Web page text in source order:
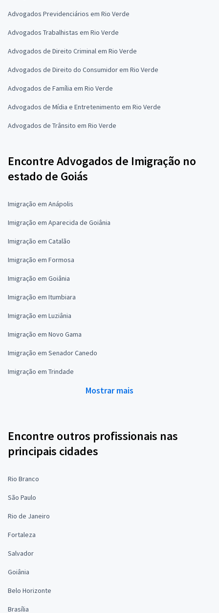
Advogados Previdenciários em Rio Verde
Advogados Trabalhistas em Rio Verde
Advogados de Direito Criminal em Rio Verde
Advogados de Direito do Consumidor em Rio Verde
Advogados de Família em Rio Verde
Advogados de Mídia e Entretenimento em Rio Verde
Advogados de Trânsito em Rio Verde
Encontre Advogados de Imigração no
estado de Goiás
Imigração em Anápolis
Imigração em Aparecida de Goiânia
Imigração em Catalão
Imigração em Formosa
Imigração em Goiânia
Imigração em Itumbiara
Imigração em Luziânia
Imigração em Novo Gama
Imigração em Senador Canedo
Imigração em Trindade
Mostrar mais
Encontre outros profissionais nas
principais cidades
Rio Branco
São Paulo
Rio de Janeiro
Fortaleza
Salvador
Goiânia
Belo Horizonte
Brasília